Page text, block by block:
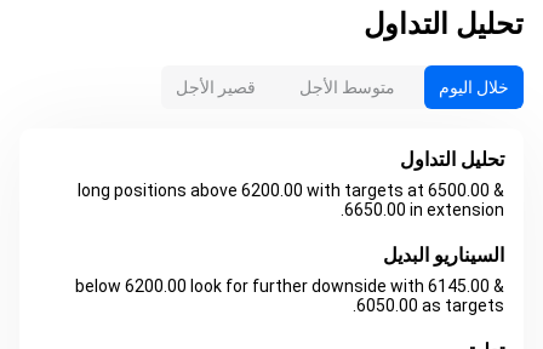
تحليل التداول
خلال اليوم متوسط الأجل قصير الأجل
تحليل التداول
long positions above 6200.00 with targets at 6500.00 &
6650.00 in extension.
السيناريو البديل
below 6200.00 look for further downside with 6145.00 &
6050.00 as targets.